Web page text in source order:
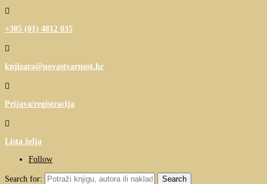

+385 (01) 4812 035

knjizara@novastvarnost.hr

Prijava/registracija

Lista želja
Follow
Search for: